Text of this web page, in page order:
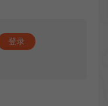
登录